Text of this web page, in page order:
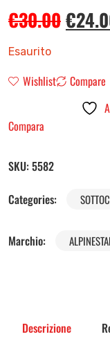
€30.00€
Esaurito
Wishlist
Compare
Compara
SKU: 5582
Categories:
Marchio:
Descrizione